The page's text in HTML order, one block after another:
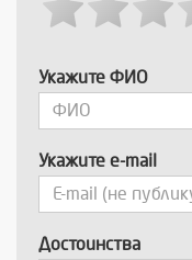
Укажите ФИО
Укажите e-mail
Достоинства